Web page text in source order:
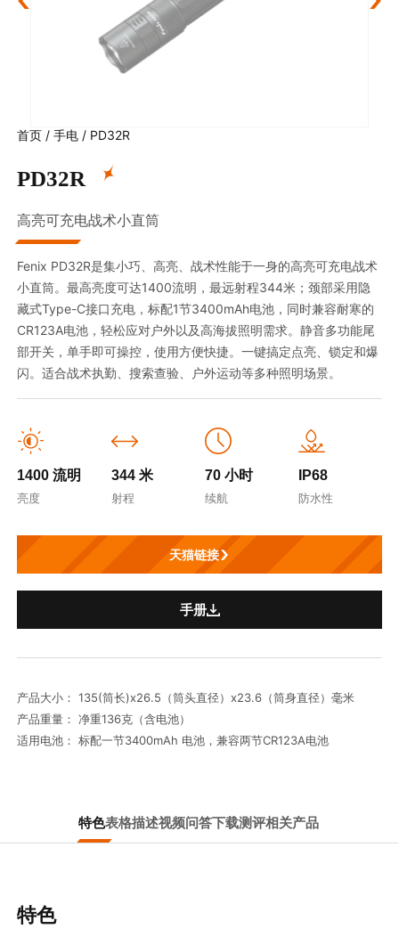
首页 /手电 / PD32R
PD32R
高亮可充电战术小直筒
Fenix PD32R是集小巧、高亮、战术性能于一身的高亮可充电战术
小直筒。最高亮度可达1400流明，最远射程344米；颈部采用隐
藏式Type-C接口充电，标配1节3400mAh电池，同时兼容耐寒的
CR123A电池，轻松应对户外以及高海拔照明需求。静音多功能尾
部开关，单手即可操控，使用方便快捷。一键搞定点亮、锁定和爆
闪。适合战术执勤、搜索查验、户外运动等多种照明场景。
1400 流明
亮度
344 米
射程
70 小时
续航
IP68
防水性
天猫链接
手册
产品大小： 135(筒长)x26.5（筒头直径）x23.6（筒身直径）毫米
产品重量： 净重136克（含电池）
适用电池： 标配一节3400mAh 电池，兼容两节CR123A电池
特色表格描述视频问答下载测评相关产品
特色